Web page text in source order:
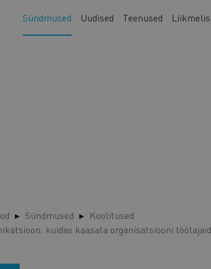
Main
navigation
Sündmused Uudised Teenused
Sündmused
Koolitused
kuidas kaasata organisatsiooni